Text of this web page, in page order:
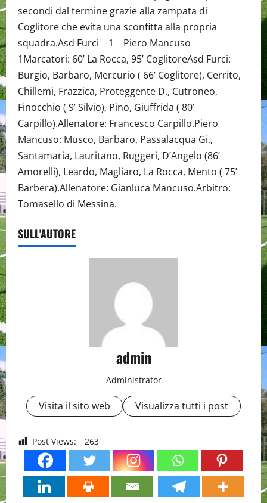
secondi dal termine grazie alla zampata di
Coglitore che evita una sconfitta alla propria
squadra.Asd Furci 1 Piero Mancuso
1Marcatori: 60’ La Rocca, 95’ CoglitoreAsd Furci:
Burgio, Barbaro, Mercurio ( 66’ Coglitore), Cerrito,
Chillemi, Frazzica, Proteggente D., Cutroneo,
Finocchio ( 9’ Silvio), Pino, Giuffrida ( 80’
Carpillo).Allenatore: Francesco Carpillo.Piero
Mancuso: Musco, Barbaro, Passalacqua Gi.,
Santamaria, Lauritano, Ruggeri, D’Angelo (86’
Amorelli), Leardo, Magliaro, La Rocca, Mento ( 75’
Barbera).Allenatore: Gianluca Mancuso.Arbitro:
Tomasello di Messina.
SULL'AUTORE
admin
Administrator
Visita il sito web Visualizza tutti i post
Post Views: 263